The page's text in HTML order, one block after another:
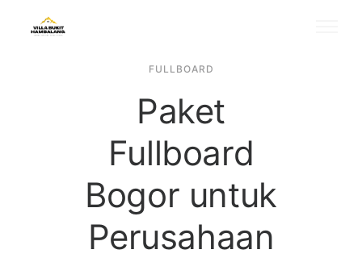
FULLBOARD
Paket
Fullboard
Bogor untuk
Perusahaan